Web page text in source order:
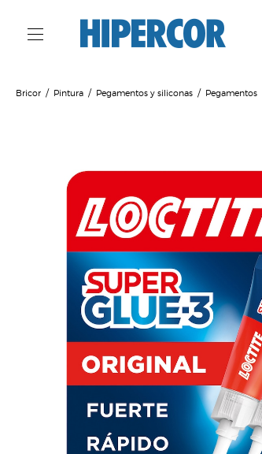
Bricor Pintura Pegamentos y siliconas Pegamentos